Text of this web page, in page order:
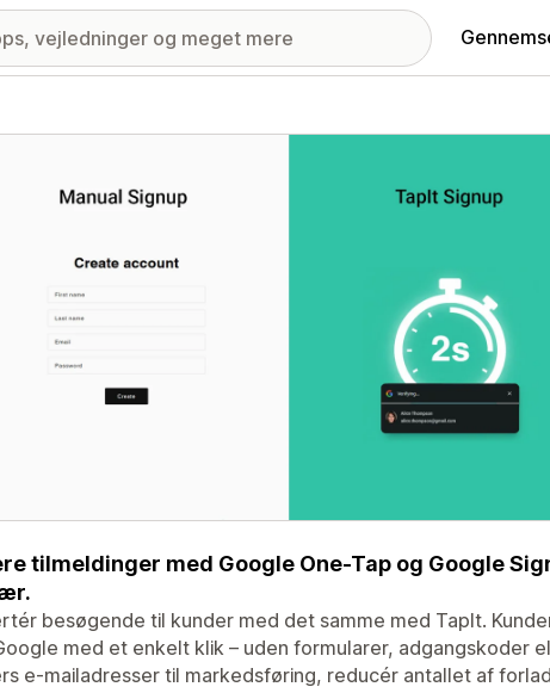
udvalgte billeder
tilmeldinger med Google One-Tap og Google
besøgende til kunder med det samme med TapIt.
med et enkelt klik – uden formularer, adgangskoder
e-mailadresser til markedsføring, reducér antallet af